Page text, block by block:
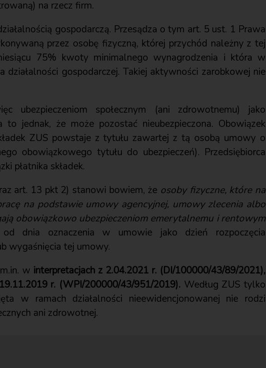
na rzecz firm.
gospodarczą. Przesądza o tym art. 5 ust. 1 Prawa
przez osobę fizyczną, której przychód należny z tej
75% kwoty minimalnego wynagrodzenia i która w
działalności gospodarczej. Takiej aktywności zarobkowej nie
ubezpieczeniom społecznym (ani zdrowotnemu) jako
to jednak, że może pozostać nieubezpieczona. Obowiązek
ZUS powstaje z tytułu zawartej z tą osobą umowy o
obowiązkowego tytułu do ubezpieczeń). Przedsiębiorca
płatnika składek.
art. 13 pkt 2) stanowi bowiem, że osoby fizyczne, które na
na podstawie umowy agencyjnej, umowy zlecenia albo
obowiązkowo ubezpieczeniom emerytalnemu i rentowym
dnia oznaczenia w umowie jako dzień rozpoczęcia
wygaśnięcia tej umowy.
w interpretacjach z 2.04.2021 r. (DI/100000/43/89/2021),
r. (WPI/200000/43/951/2019). Według ZUS tylko
w ramach działalności nieewidencjonowanej nie rodzi
ani zdrowotnej.